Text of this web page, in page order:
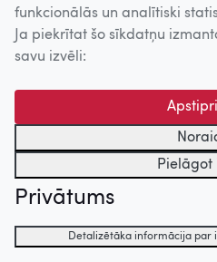
funkcionālās un analītiski
Ja piekrītat šo sīkdatņu
savu izvēli:
Pielāgot
Privātums
Detalizētāka informācija par